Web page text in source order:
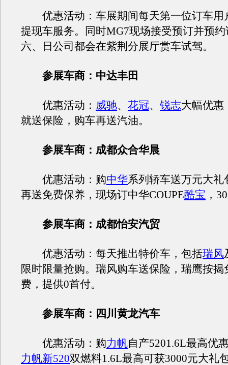
优惠活动：车展期间每天第一位订车用
提现车服务。同时MG7现场接受预订并预
六、日公司都会在紫荆分展厅赏车试驾。
参展车商：中达丰田
优惠活动： 威驰、 花冠、 锐志大幅优惠
就送保险，购车再送汽油。
参展车商：成都众合华晨
优惠活动：购中华系列轿车送万元大礼
再送免费保养，现场订中华COUPE酷宝 ，
参展车商：成都怡安汽贸
优惠活动：每天推出特价车，包括瑞风
限时限量抢购。瑞风购车送保险，瑞鹰按揭
费，提供0首付。
参展车商：四川黄龙汽车
优惠活动：购力帆自产5201.6L最高优
力帆新520双燃料1.6L最高可获3000元大礼